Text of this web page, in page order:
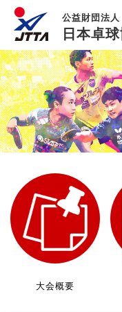
公益財団法人
日本卓
大会概要